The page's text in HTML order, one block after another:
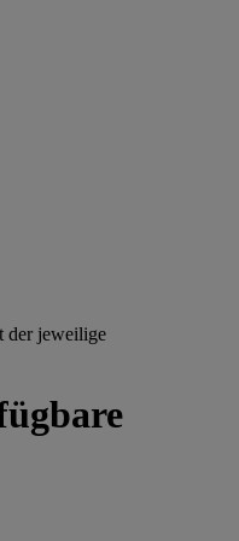
der jeweilige